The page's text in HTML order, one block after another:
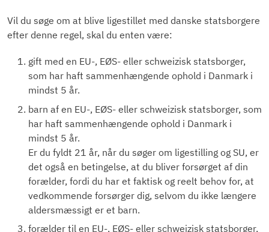
Vil du søge om at blive ligestillet med danske statsborgere
efter denne regel, skal du enten være:
gift med en EU-, EØS- eller schweizisk statsborger,
som har haft sammenhængende ophold i Danmark i
mindst 5 år.
barn af en EU-, EØS- eller schweizisk statsborger, som
har haft sammenhængende ophold i Danmark i
mindst 5 år.
Er du fyldt 21 år, når du søger om ligestilling og SU, er
det også en betingelse, at du bliver forsørget af din
forælder, fordi du har et faktisk og reelt behov for, at
vedkommende forsørger dig, selvom du ikke længere
aldersmæssigt er et barn.
forælder til en EU-, EØS- eller schweizisk statsborger,